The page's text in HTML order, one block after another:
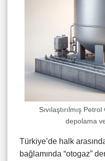
Sıvılaştırılmış
depolama
Türkiye’de halk
bağlamında “otogaz”